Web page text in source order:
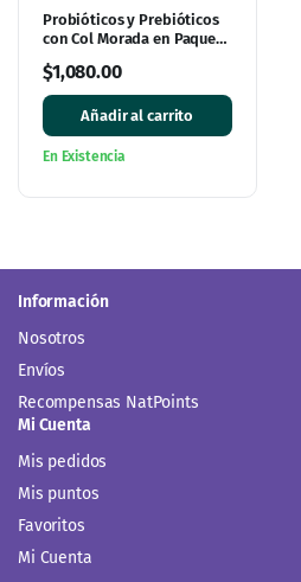
Probióticos y Prebióticos
con Col Morada en Paquete
$1,080.00
Añadir al carrito
En Existencia
Información
Nosotros
Envíos
Recompensas NatPoints
Mi Cuenta
Mis pedidos
Mis puntos
Favoritos
Mi Cuenta